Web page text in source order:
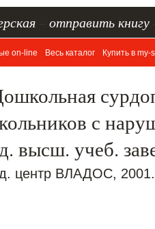
отправить книгу
on-line Весь каталог Купить в my-
с
высш. учеб.
центр ВЛАДОС,